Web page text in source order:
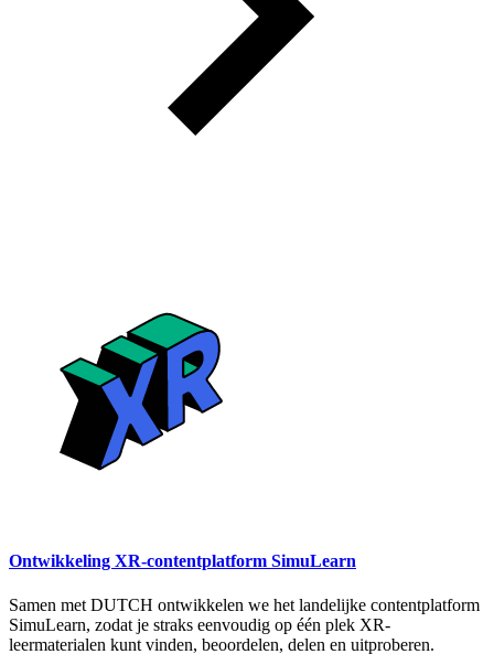
Ontwikkeling XR-contentplatform SimuLearn
Samen met DUTCH ontwikkelen we het landelijke contentplatform
SimuLearn, zodat je straks eenvoudig op één plek XR-
leermaterialen kunt vinden, beoordelen, delen en uitproberen.